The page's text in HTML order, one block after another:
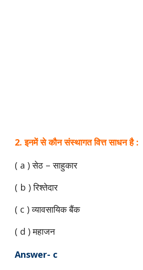
2. इनमें से कौन संस्थागत वित्त साधन है :
( a ) सेठ – साहुकार
( b ) रिश्तेदार
( c ) व्यावसायिक बैंक
( d ) महाजन
Answer- c